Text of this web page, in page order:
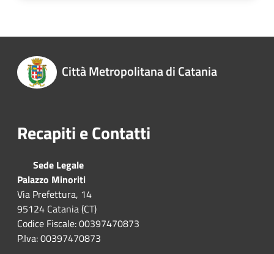
Città Metropolitana di Catania
Recapiti e Contatti
Sede Legale
Palazzo Minoriti
Via Prefettura, 14
95124 Catania (CT)
Codice Fiscale: 00397470873
P.Iva: 00397470873